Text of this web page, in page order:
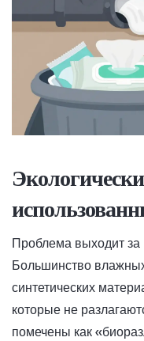
Проблема выходит за
Большинство
синтетических
которые не
помечены как